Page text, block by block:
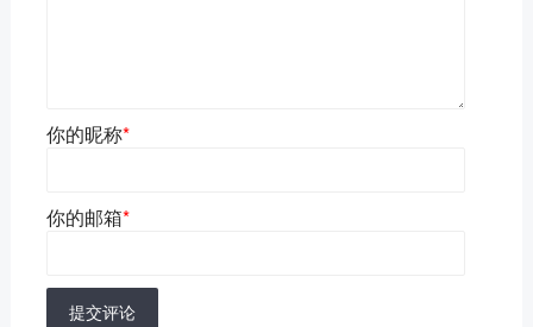
你的昵称*
你的邮箱*
提交评论